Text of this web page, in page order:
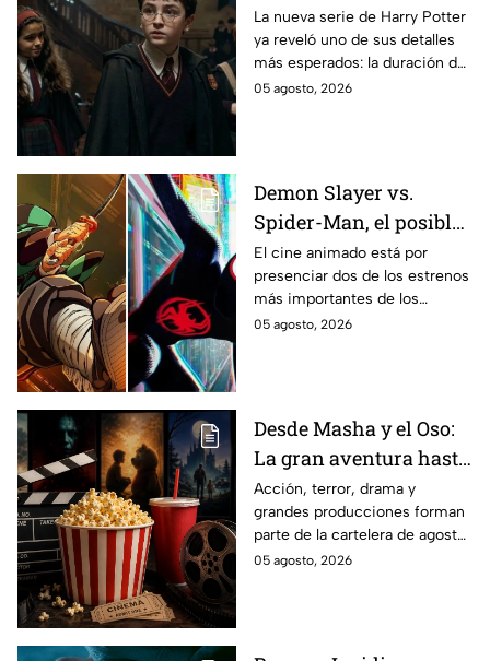
temporada de Harry
Potter y emocionará a
los fans de los libros
La nueva serie de Harry Potter
ya reveló uno de sus detalles
más esperados: la duración de
la primera temporada basada
05 agosto, 2026
Demon Slayer vs.
Spider-Man, el posible
gran enfrentamiento
en taquilla del 2027
El cine animado está por
presenciar dos de los estrenos
más importantes de los
últimos años.
05 agosto, 2026
Desde Masha y el Oso:
La gran aventura hasta
El Final de la Calle Oak
con Anne Hathaway.
Esta es la lista
completa de los
Acción, terror, drama y
grandes producciones forman
parte de la cartelera de agosto
en México.
05 agosto, 2026